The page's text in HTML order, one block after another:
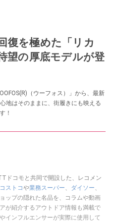
復を極めた「リカ
望の厚底モデルが登
（ウーフォス）」から、最新
地はそのままに、街履きにも映える
！
ドコモと共同で開設した、レコメン
コストコや業務スーパー ダイソー
ップの隠れた名品を、コラムや動画
が紹介するアウトドア情報も満載で
インフルエンサーが実際に使用して